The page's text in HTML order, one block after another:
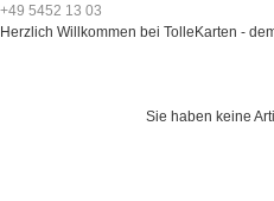
+49 5452 13 03
Herzlich Willkommen bei TolleKarten -
Sie haben keine